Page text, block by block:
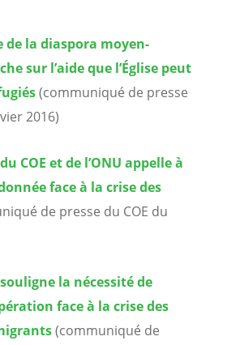
de la diaspora moyen-
sur l’aide que l’Église peut
(communiqué de presse
2016)
COE et de l’ONU appelle à
face à la crise des
de presse du COE du
la nécessité de
face à la crise des
(communiqué de